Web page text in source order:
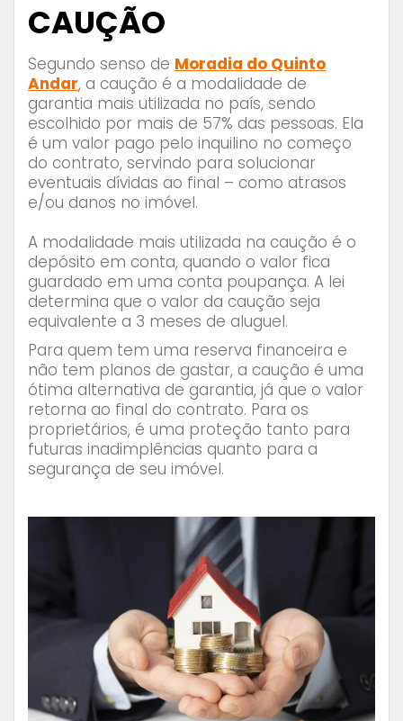
CAUÇÃO
Segundo senso de Moradia do Quinto
Andar, a caução é a modalidade de
garantia mais utilizada no país, sendo
escolhido por mais de 57% das pessoas. Ela
é um valor pago pelo inquilino no começo
do contrato, servindo para solucionar
eventuais dívidas ao final – como atrasos
e/ou danos no imóvel.
A modalidade mais utilizada na caução é o
depósito em conta, quando o valor fica
guardado em uma conta poupança. A lei
determina que o valor da caução seja
equivalente a 3 meses de aluguel.
Para quem tem uma reserva financeira e
não tem planos de gastar, a caução é uma
ótima alternativa de garantia, já que o valor
retorna ao final do contrato. Para os
proprietários, é uma proteção tanto para
futuras inadimplências quanto para a
segurança de seu imóvel.